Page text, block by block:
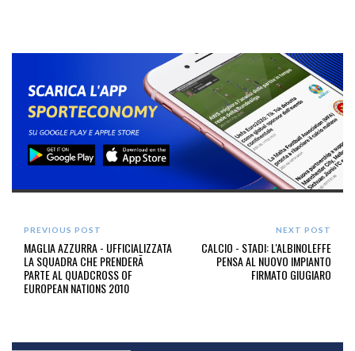
PREVIOUS POST
MAGLIA AZZURRA - UFFICIALIZZATA
LA SQUADRA CHE PRENDERÃ
PARTE AL QUADCROSS OF
EUROPEAN NATIONS 2010
NEXT POST
CALCIO - STADI: L'ALBINOLEFFE
PENSA AL NUOVO IMPIANTO
FIRMATO GIUGIARO